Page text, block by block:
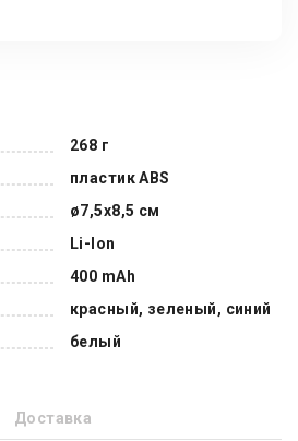
268 г
пластик ABS
ø7,5x8,5 см
Li-Ion
400 mAh
красный, зеленый, синий
белый
Доставка